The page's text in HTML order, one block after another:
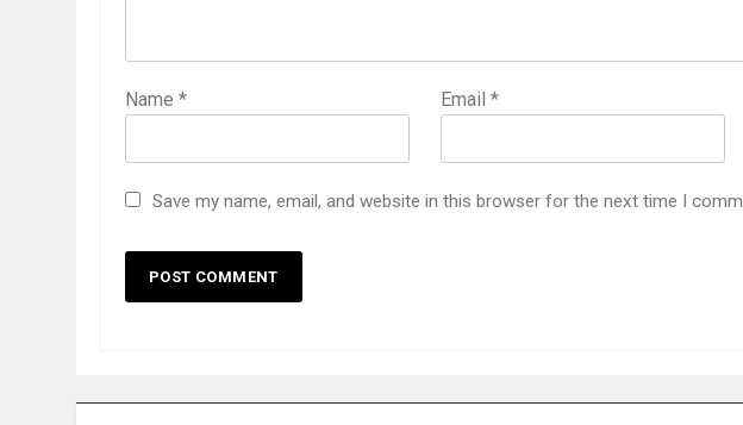
Name * Email*
Save my name, email, and website in this browser for the next time I